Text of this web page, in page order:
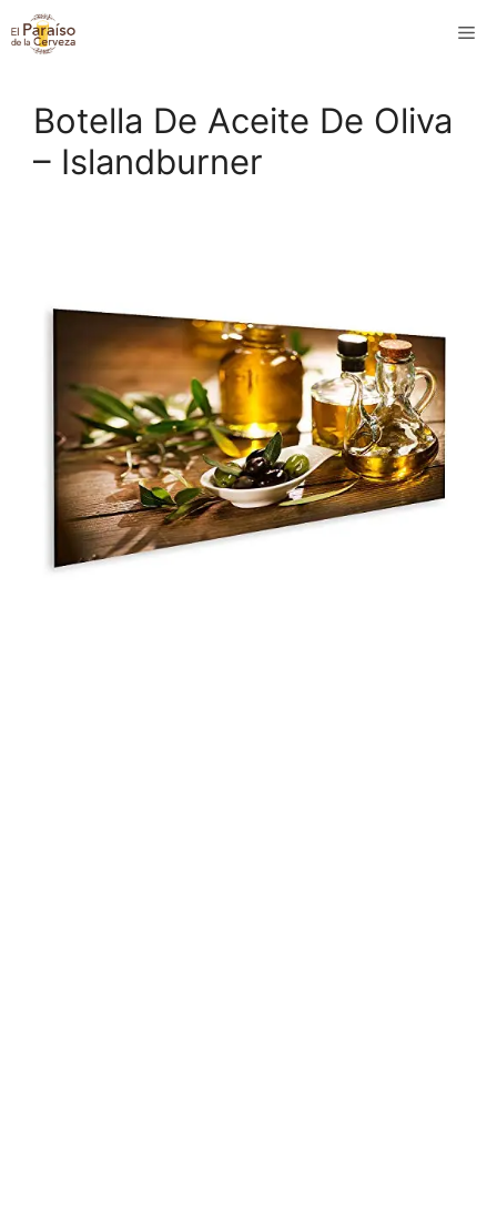
Saltar
al
Botella De Aceite De Oliva
– Islandburner